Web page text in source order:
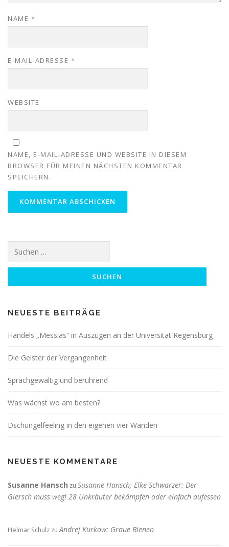
NAME *
E-MAIL-ADRESSE *
WEBSITE
NAME, E-MAIL-ADRESSE UND WEBSITE IN DIESEM
BROWSER FÜR MEINEN NÄCHSTEN KOMMENTAR
SPEICHERN.
nach:
NEUESTE BEITRÄGE
Händels „Messias“ in Auszügen an der Universität Regensburg
Die Geister der Vergangenheit
Sprachgewaltig und berührend
Was wächst wo am besten?
Dschungelfeeling in den eigenen vier Wänden
NEUESTE KOMMENTARE
Susanne Hansch zu Susanne Hansch; Elke Schwarzer: Der
Giersch muss weg! 28 Unkräuter bekämpfen oder einfach aufessen
Helmar Schulz zuAndrej Kurkow: Graue Bienen